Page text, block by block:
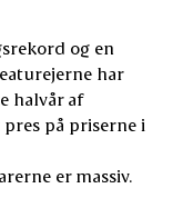
og en
har
halvår af
på priserne i
er massiv.